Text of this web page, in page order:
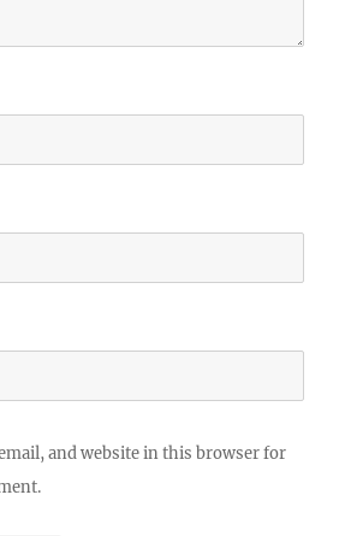
and website in this browser for